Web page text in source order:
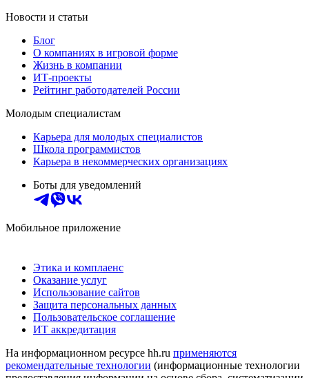
Новости и статьи
Блог
О компаниях в игровой форме
Жизнь в компании
ИТ-проекты
Рейтинг работодателей России
Молодым специалистам
Карьера для молодых специалистов
Школа программистов
Карьера в некоммерческих организациях
Боты для уведомлений
Мобильное приложение
Этика и комплаенс
Оказание услуг
Использование сайтов
Защита персональных данных
Пользовательское соглашение
ИТ аккредитация
На информационном ресурсе hh.ru применяются
рекомендательные технологии (информационные технологии